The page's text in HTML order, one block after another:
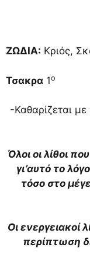
ΖΩΔΙΑ: Κριός,
Τσακρα 1ο
-Καθαρίζεται
Όλοι οι λίθοι
γι’αυτό το
τόσο στο
Οι ενεργειακοί
περίπτωση